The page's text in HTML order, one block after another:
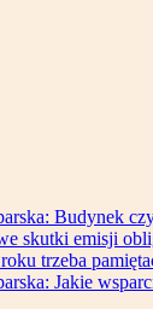
Budynek
skutki emisji
trzeba
Jakie